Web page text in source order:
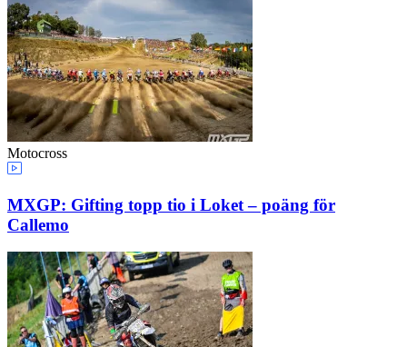
Motocross
MXGP: Gifting topp tio i Loket – poäng för
Callemo